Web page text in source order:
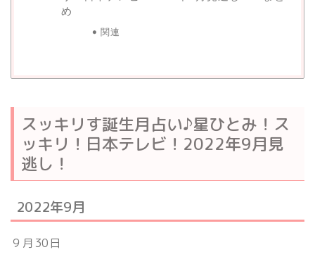
め
関連
スッキリす誕生月占い♪星ひとみ！ス
ッキリ！日本テレビ！2022年9月見
逃し！
2022年9月
９月30日